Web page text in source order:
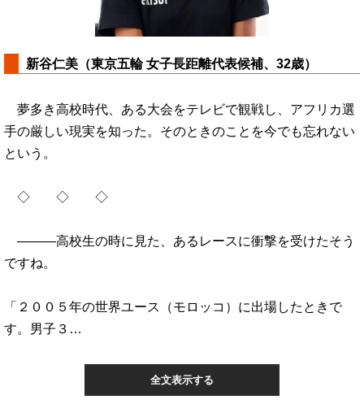
新谷仁美（東京五輪 女子長距離代表候補、32歳）
夢多き高校時代、ある大会をテレビで観戦し、アフリカ選
手の厳しい現実を知った。そのときのことを今でも忘れない
という。
◇ ◇ ◇
―――高校生の時に見た、あるレースに衝撃を受けたそう
ですね。
「２００５年の世界ユース（モロッコ）に出場したときで
す。男子３…
全文表示する